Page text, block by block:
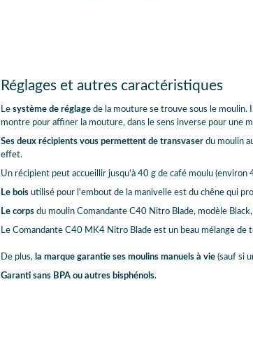
Réglages et autres caractéristiques
Le système de réglagede la mouture se trouve sous le moulin.
montre pour affiner la mouture, dans le sens inverse pour une
Ses deux récipients vous permettent de transvaserdu moulin
effet.
Un récipient peut accueillir jusqu'à 40 g de café moulu (environ
Le boisutilisé pour l'embout de la manivelle est du chêne qui
Le corps du moulin Comandante C40 Nitro Blade, modèle
Le Comandante C40 MK4 Nitro Blade est un beau mélange de
De plus, la marque garantie ses moulins manuels à vie(sauf si
Garanti sans BPA ou autres bisphénols.